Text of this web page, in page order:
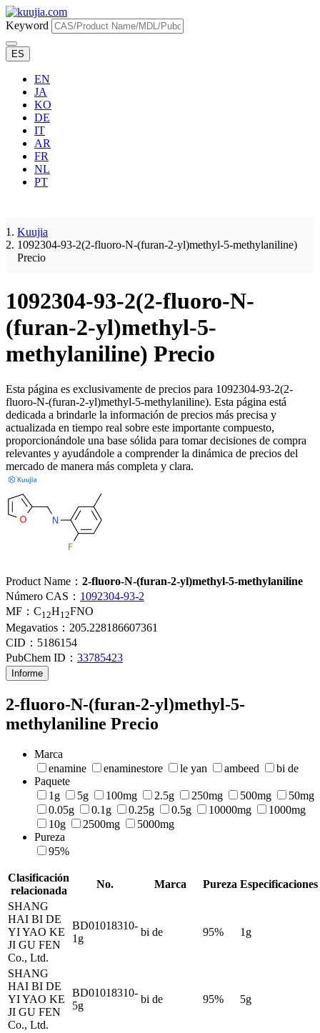
Keyword
ES
EN
JA
KO
DE
IT
AR
FR
NL
PT
Kuujia
1092304-93-2(2-fluoro-N-(furan-2-yl)methyl-5-methylaniline)
Precio
1092304-93-2(2-fluoro-N-
(furan-2-yl)methyl-5-
methylaniline) Precio
Esta página es exclusivamente de precios para 1092304-93-2(2-
fluoro-N-(furan-2-yl)methyl-5-methylaniline). Esta página está
dedicada a brindarle la información de precios más precisa y
actualizada en tiempo real sobre este importante compuesto,
proporcionándole una base sólida para tomar decisiones de compra
relevantes y ayudándole a comprender la dinámica de precios del
mercado de manera más completa y clara.
Product Name： 2-fluoro-N-(furan-2-yl)methyl-5-methylaniline
Número CAS： 1092304-93-2
MF： C12H12FNO
Megavatios： 205.228186607361
CID： 5186154
PubChem ID： 33785423
Informe
2-fluoro-N-(furan-2-yl)methyl-5-
methylaniline Precio
Marca
enamine
enaminestore le yan ambeed
bi de
Paquete
1g
5g 100mg 2.5g 250mg 500mg
50mg
0.05g
0.1g 0.25g 0.5g 10000mg
1000mg
10g
2500mg
5000mg
Pureza
95%
Clasificación
relacionada
No. Marca Pureza Especificaciones
SHANG
HAI BI DE
YI YAO KE
JI GU FEN
Co., Ltd.
BD01018310-
1g
bi de 95% 1g
SHANG
HAI BI DE
YI YAO KE
JI GU FEN
Co., Ltd.
BD01018310-
5g
bi de 95% 5g